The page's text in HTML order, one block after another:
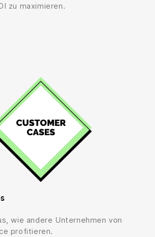
zu maximieren.
wie andere Unternehmen von
profitieren.